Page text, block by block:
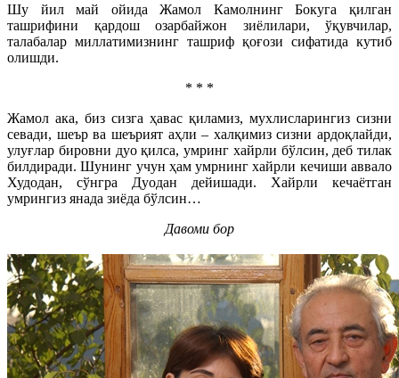
Шу йил май ойида Жамол Камолнинг Бокуга қилган
ташрифини қардош озарбайжон зиёлилари, ўқувчилар,
талабалар миллатимизнинг ташриф қоғози сифатида кутиб
олишди.
* * *
Жамол ака, биз сизга ҳавас қиламиз, мухлисларингиз сизни
севади, шеър ва шеърият аҳли – халқимиз сизни ардоқлайди,
улуғлар бировни дуо қилса, умринг хайрли бўлсин, деб тилак
билдиради. Шунинг учун ҳам умрнинг хайрли кечиши аввало
Худодан, сўнгра Дуодан дейишади. Хайрли кечаётган
умрингиз янада зиёда бўлсин…
Давоми бор